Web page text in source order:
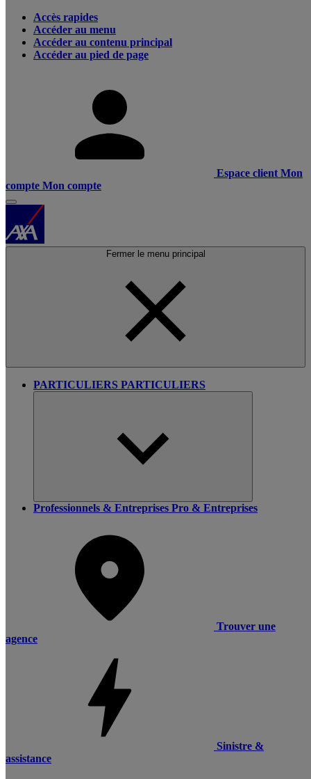
Accès rapides
Accéder au menu
Accéder au contenu principal
Accéder au pied de page
Espace client Mon
compte Mon compte
Fermer le menu principal
PARTICULIERS PARTICULIERS
Professionnels & Entreprises Pro & Entreprises
Trouver une
agence
Sinistre &
assistance